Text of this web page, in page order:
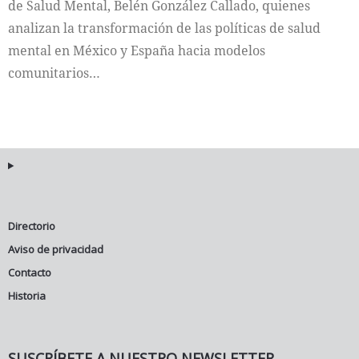
de Salud Mental, Belén González Callado, quienes
analizan la transformación de las políticas de salud
mental en México y España hacia modelos
comunitarios…
Directorio
Aviso de privacidad
Contacto
Historia